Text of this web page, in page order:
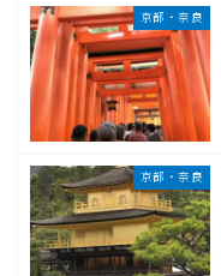
京都・奈良
京都・奈良